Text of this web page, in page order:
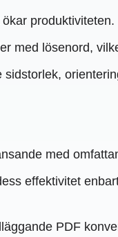
produktiviteten.
med lösenord,
med
effektivitet
PDF